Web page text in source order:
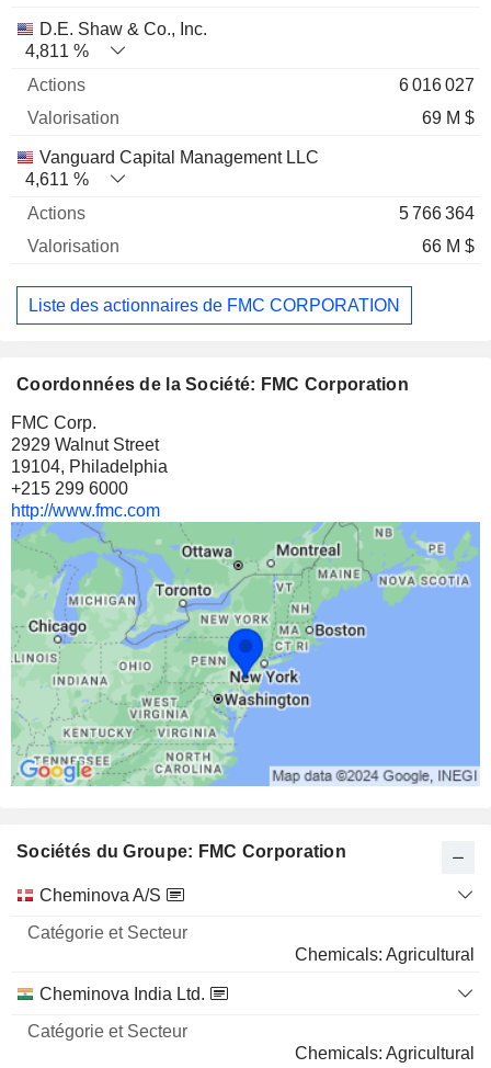
D.E. Shaw & Co., Inc.
4,811 %
6 016 027
69 M $
Vanguard Capital Management LLC
4,611 %
5 766 364
66 M $
Liste des actionnaires de FMC CORPORATION
Coordonnées de la Société: FMC Corporation
FMC Corp.
2929 Walnut Street
19104, Philadelphia
+215 299 6000
http://www.fmc.com
Sociétés du Groupe: FMC Corporation
Nom
Catégorie
Secteur
Cheminova A/S
Chemicals: Agricultural
Cheminova India Ltd.
Chemicals: Agricultural